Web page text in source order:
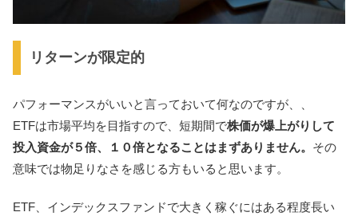
リターンが限定的
パフォーマンスがいいと言っておいて何なのですが、、
ETFは市場平均を目指すので、短期間で株価が爆上がりして
投入資金が５倍、１０倍となることはまずありません。 その
意味では物足りなさを感じる方もいると思います。
ETF、インデックスファンドで大きく稼ぐにはある程度長い